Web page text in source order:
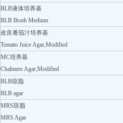
BLB液体培养基
BLB Broth Medium
改良番茄汁培养基
Tomato Juice Agar,Modified
MC培养基
Chalmers Agar,Modified
BLB琼脂
BLB agar
MRS琼脂
MRS Agar